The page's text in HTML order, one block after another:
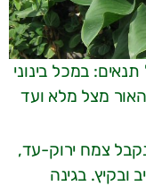
במכל בינוני
האור מצל מלא ועד
צמח ירוק-עד,
ובקיץ. בגינה